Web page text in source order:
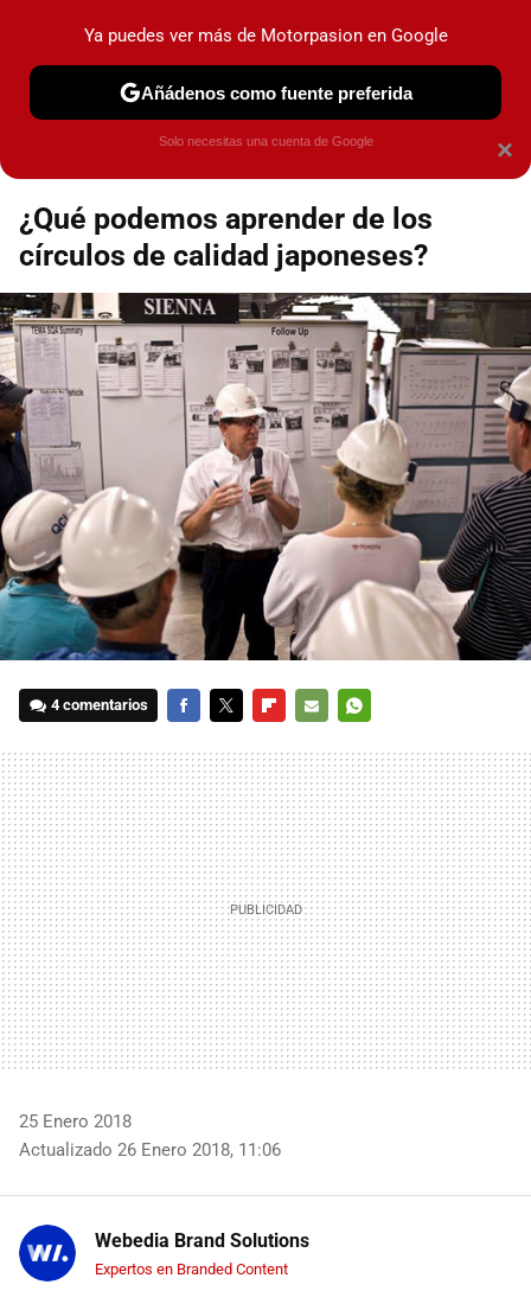
marca que se menciona
Espacio Toyota
¿Qué podemos aprender de los
círculos de calidad japoneses?
4 comentarios
MAIL
25 Enero 2018
Actualizado 26 Enero 2018, 11:06
Webedia Brand Solutions
Expertos en Branded Content
×
Ya puedes ver más de Motorpasion en Google
Añádenos como fuente preferida
Solo necesitas una cuenta de Google